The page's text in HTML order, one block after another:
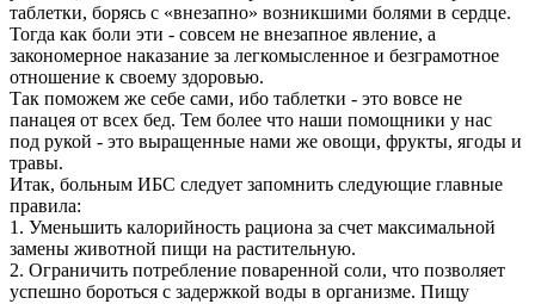
таблетки, борясь с «внезапно» возникшими болями в сердце.
Тогда как боли эти - совсем не внезапное явление, а
закономерное наказание за легкомысленное и безграмотное
отношение к своему здоровью.
Так поможем же себе сами, ибо таблетки - это вовсе не
панацея от всех бед. Тем более что наши помощники у нас
под рукой - это выращенные нами же овощи, фрукты, ягоды и
травы.
Итак, больным ИБС следует запомнить следующие главные
правила:
1. Уменьшить калорийность рациона за счет максимальной
замены животной пищи на растительную.
2. Ограничить потребление поваренной соли, что позволяет
успешно бороться с задержкой воды в организме. Пищу